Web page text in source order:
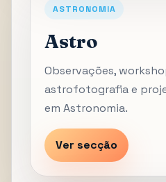
ASTRONOMIA
Astro
Observações,
astrofotografia e
em Astronomia.
Ver secção